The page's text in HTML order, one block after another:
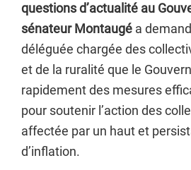
questions d’actualité au
sénateur Montaugé a
déléguée chargée des
et de la ruralité que le
rapidement des mesures
pour soutenir l’action des
affectée par un haut et
d’inflation.